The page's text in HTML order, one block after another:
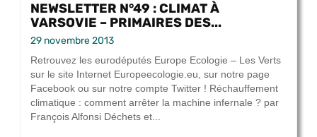
NEWSLETTER N°49 : CLIMAT À
VARSOVIE – PRIMAIRES DES...
29 novembre 2013
Retrouvez les eurodéputés Europe Ecologie – Les Verts
sur le site Internet Europeecologie.eu, sur notre page
Facebook ou sur notre compte Twitter ! Réchauffement
climatique : comment arrêter la machine infernale ? par
François Alfonsi Déchets et...